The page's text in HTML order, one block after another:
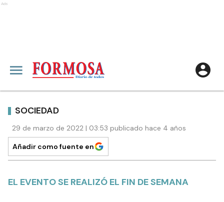
Ads
SOCIEDAD
29 de marzo de 2022 | 03:53 publicado hace 4 años
Añadir como fuente en
EL EVENTO SE REALIZÓ EL FIN DE SEMANA